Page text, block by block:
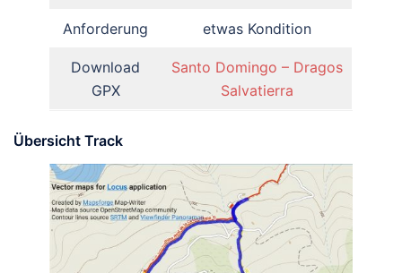
Anforderung etwas Kondition
Download
GPX
Santo Domingo – Dragos
Salvatierra
Übersicht Track